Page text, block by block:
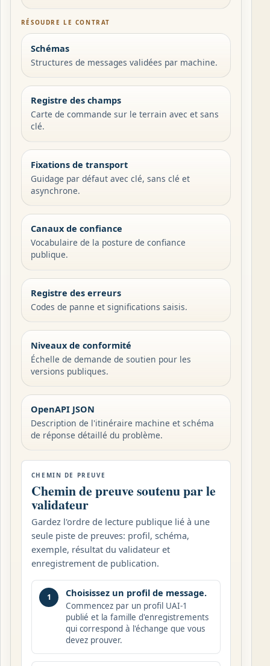
RÉSOUDRE LE CONTRAT
Schémas
Structures de messages validées par machine.
Registre des champs
Carte de commande sur le terrain avec et sans
clé.
Fixations de transport
Guidage par défaut avec clé, sans clé et
asynchrone.
Canaux de confiance
Vocabulaire de la posture de confiance
publique.
Registre des erreurs
Codes de panne et significations saisis.
Niveaux de conformité
Échelle de demande de soutien pour les
versions publiques.
OpenAPI JSON
Description de l'itinéraire machine et schéma
de réponse détaillé du problème.
CHEMIN DE PREUVE
Chemin de preuve soutenu par le
validateur
Gardez l'ordre de lecture publique lié à une
seule piste de preuves: profil, schéma,
exemple, résultat du validateur et
enregistrement de publication.
1 Choisissez un profil de message.
Commencez par un profil UAI-1
publié et la famille d'enregistrements
qui correspond à l'échange que vous
devez prouver.